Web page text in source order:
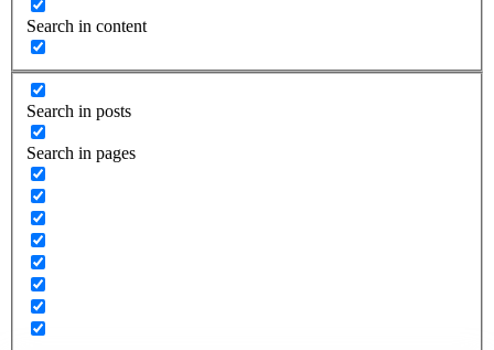
Search in content
Search in posts
Search in pages